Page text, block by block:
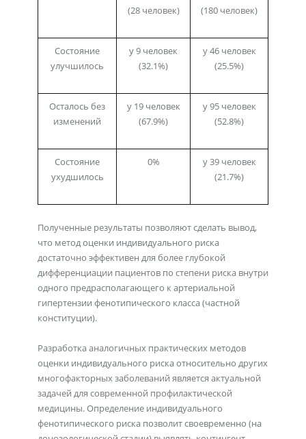
(28 человек)
(180 человек)
Состояние
улучшилось
у 9 человек
(32.1%)
у 46 человек
(25.5%)
Осталось без
изменений
у 19 человек
(67.9%)
у 95 человек
(52.8%)
Состояние
ухудшилось
0%
у 39 человек
(21.7%)
Полученные результаты позволяют сделать вывод,
что метод оценки индивидуального риска
достаточно эффективен для более глубокой
дифференциации пациентов по степени риска внутри
одного предрасполагающего к артериальной
гипертензии фенотипического класса (частной
конституции).
Разработка аналогичных практических методов
оценки индивидуального риска относительно других
многофакторных заболеваний является актуальной
задачей для современной профилактической
медицины. Определение индивидуального
фенотипического риска позволит своевременно (на